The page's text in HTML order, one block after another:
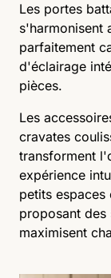
Les portes
s'harmonisent
parfaitement
d'éclairage
pièces.
Les
cravates
transforment
expérience
petits espaces
proposant des
maximisent